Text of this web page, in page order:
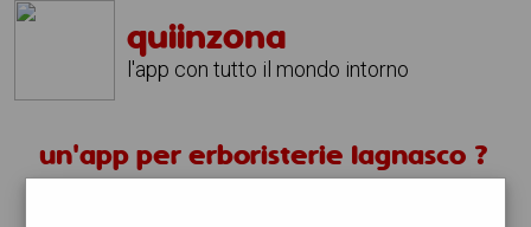
quiinzona
l'app con tutto il mondo intorno
un'app per erboristerie lagnasco ?